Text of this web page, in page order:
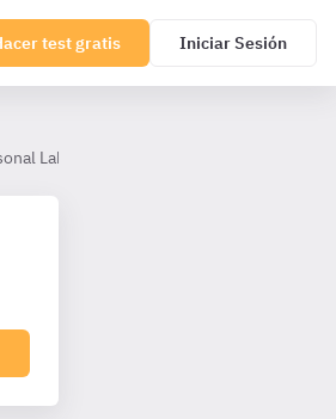
test gratis Iniciar Sesión
Laboral Agencia Tributaria I2 Turno